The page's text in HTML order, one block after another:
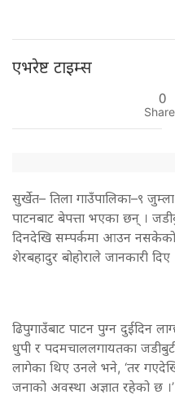
एभरेष्ट टाइम्स
0
सुर्खेत– तिला गाउँपालिका–९
पाटनबाट बेपत्ता भएका छन् ।
दिनदेखि सम्पर्कमा आउन नसकेको
शेरबहादुर बोहोराले जानकारी दिए
ढिपुगाउँबाट पाटन पुग्न दुईदिन
धुपी र पदमचाललगायतका
लागेका थिए उनले भने, ‘तर
जनाको अवस्था अज्ञात रहेको छ ।’